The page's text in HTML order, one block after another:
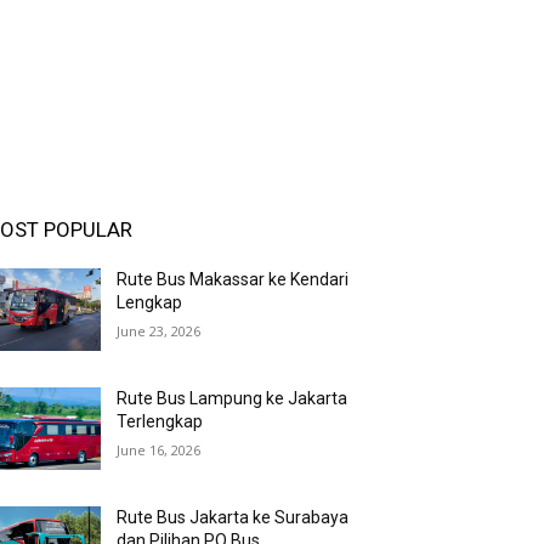
POPULAR
Rute Bus Makassar ke Kendari
Lengkap
June 23, 2026
Rute Bus Lampung ke Jakarta
Terlengkap
June 16, 2026
Rute Bus Jakarta ke Surabaya